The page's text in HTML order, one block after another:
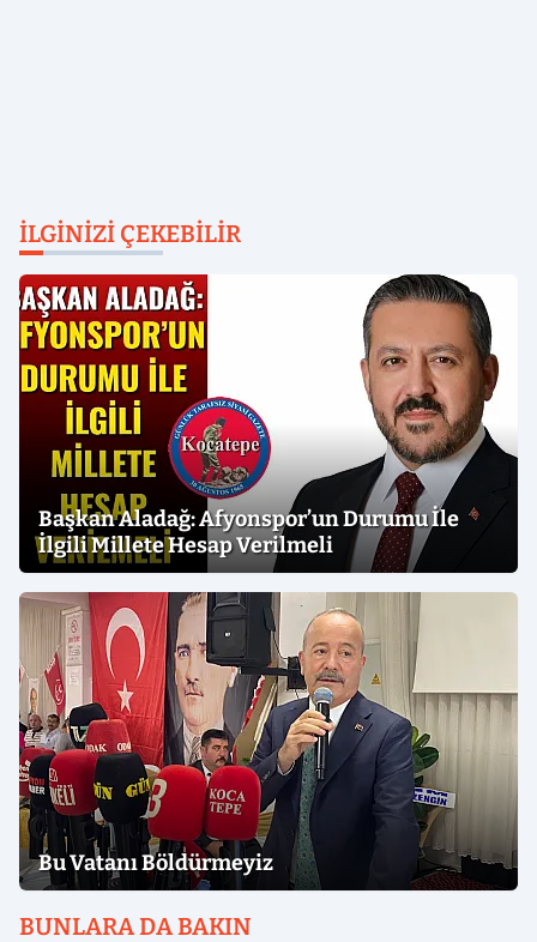
İLGINIZI ÇEKEBILIR
Başkan Aladağ: Afyonspor’un Durumu İle
İlgili Millete Hesap Verilmeli
Bu Vatanı Böldürmeyiz
BUNLARA DA BAKIN